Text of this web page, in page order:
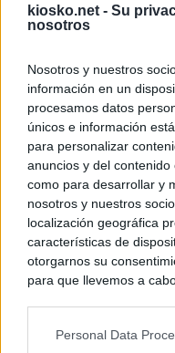
kiosko.net - Su
nosotros
Nosotros y nuestros
información en un
procesamos datos
únicos e información
para personalizar
anuncios y del
como para desarrollar y
nosotros y nuestros
localización geográfica
características de
otorgarnos su
para que llevemos a
negar su
Personal Data